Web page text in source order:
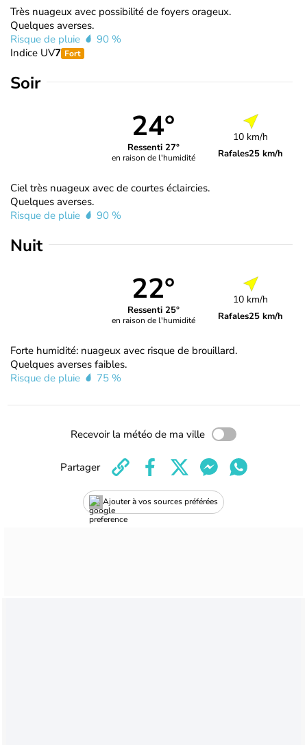
Très nuageux avec possibilité de foyers orageux.
Quelques averses.
Risque de pluie
90 %
Indice UV7 Fort
Soir
24°
Ressenti 27°
en raison de l'humidité
10 km/h
Rafales25 km/h
Ciel très nuageux avec de courtes éclaircies.
Quelques averses.
Risque de pluie
90 %
Nuit
22°
Ressenti 25°
en raison de l'humidité
10 km/h
Rafales25 km/h
Forte humidité: nuageux avec risque de brouillard.
Quelques averses faibles.
Risque de pluie
75 %
Recevoir la météo de ma ville
Ajouter à vos sources préférées
Partager